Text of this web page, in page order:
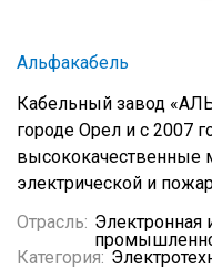
Альфакабель
Кабельный завод
городе Орел и с 2007
высококачественные
электрической и
Отрасль: Электронная
Категория: